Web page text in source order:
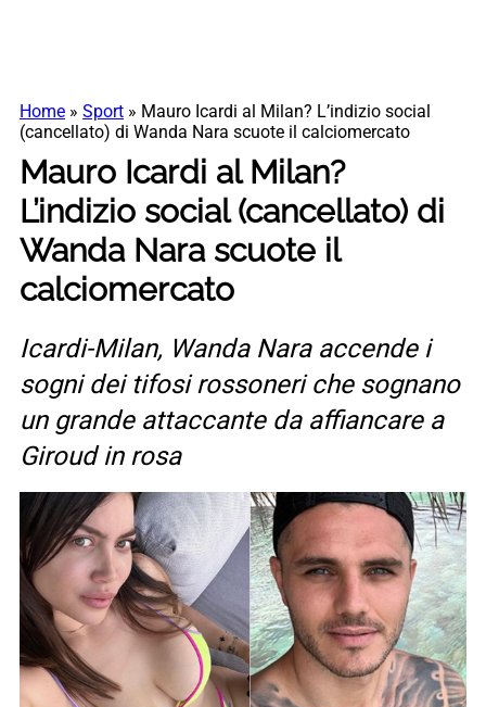
Home » Sport » Mauro Icardi al Milan? L’indizio social
(cancellato) di Wanda Nara scuote il calciomercato
Mauro Icardi al Milan?
L’indizio social (cancellato) di
Wanda Nara scuote il
calciomercato
Icardi-Milan, Wanda Nara accende i
sogni dei tifosi rossoneri che sognano
un grande attaccante da affiancare a
Giroud in rosa